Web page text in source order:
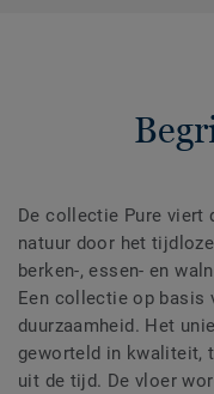
De collectie Pure viert
natuur door het
berken-, essen- en
Een collectie op basis
duurzaamheid. Het
geworteld in kwaliteit,
uit de tijd. De vloer